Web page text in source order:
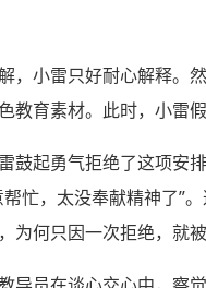
，小雷只好耐心解释。
教育素材。此时，小雷
鼓起勇气拒绝了这项安
忙，太没奉献精神了”
为何只因一次拒绝，就